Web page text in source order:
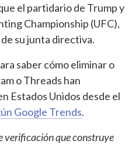
el partidario de Trump y
Championship (UFC),
su junta directiva.
saber cómo eliminar o
o Threads han
Estados Unidos desde el
Google Trends.
verificación que construye